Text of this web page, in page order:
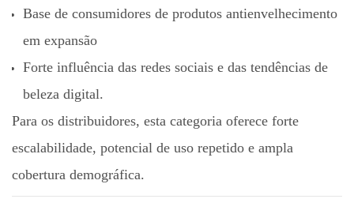
Base de consumidores de produtos antienvelhecimento
em expansão
Forte influência das redes sociais e das tendências de
beleza digital.
Para os distribuidores, esta categoria oferece forte
escalabilidade, potencial de uso repetido e ampla
cobertura demográfica.